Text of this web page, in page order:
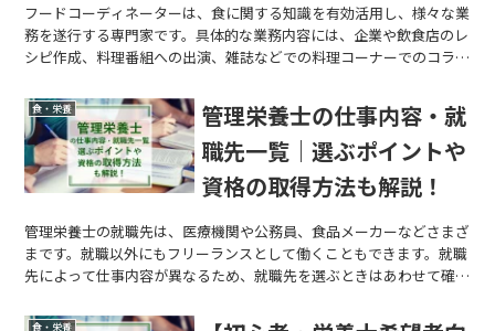
フードコーディネーターは、食に関する知識を有効活用し、様々な業
務を遂行する専門家です。具体的な業務内容には、企業や飲食店のレ
シピ作成、料理番組への出演、雑誌などでの料理コーナーでのコラム
機関と連携しての食育などが含まれ、多岐にわたります。
食・栄養
管理栄養士の仕事内容・就
職先一覧｜選ぶポイントや
資格の取得方法も解説！
管理栄養士の就職先は、医療機関や公務員、食品メーカーなどさまざ
まです。就職以外にもフリーランスとして働くこともできます。就職
先によって仕事内容が異なるため、就職先を選ぶときはあわせて確認
食・栄養